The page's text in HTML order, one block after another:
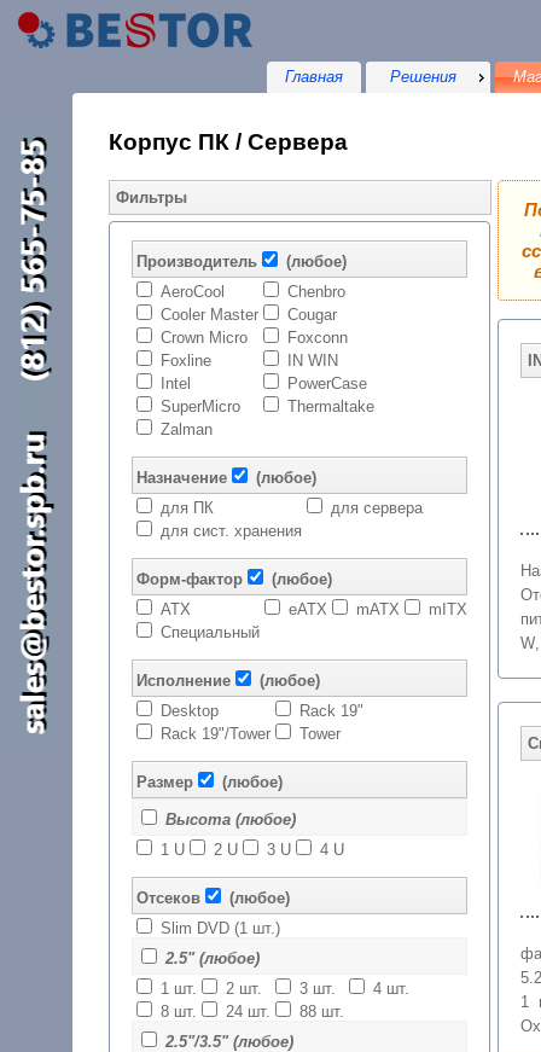
Главная Решения
Корпус ПК / Сервера
Фильтры
Производитель
(любое)
AeroCool
Chenbro
Cooler Master
Cougar
Crown Micro
Foxconn
Foxline
IN WIN
Intel
PowerCase
SuperMicro
Thermaltake
Zalman
Назначение
(любое)
для ПК
для сервера
для сист. хранения
Форм-фактор
(любое)
ATX
eATX mATX
mITX
Специальный
Исполнение
(любое)
Desktop
Rack 19"
Rack 19"/Tower
Tower
Размер (любое)
Высота (любое)
1 U
2 U 3 U 4 U
Отсеков
(любое)
Slim DVD (1 шт.)
2.5" (любое)
1 шт.
2 шт. 3 шт.
4 шт.
8 шт.
24 шт.
88 шт.
2.5"/3.5" (любое)
W
1